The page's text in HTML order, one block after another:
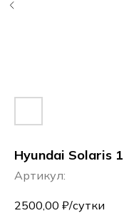
Hyundai Solaris
Артикул:
2500,00 ₽/сутки